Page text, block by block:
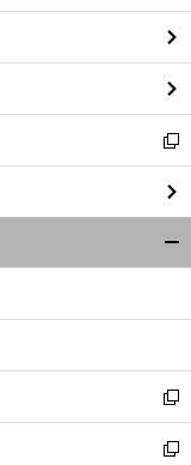
ン
ド
ウ
で
開
く
新
し
い
ウ
ィ
ン
ウ
開
く
新
し
い
新